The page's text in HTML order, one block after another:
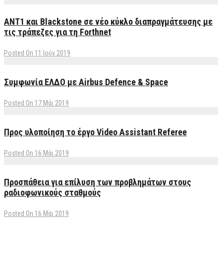
ΑΝΤ1 και Blackstone σε νέο κύκλο διαπραγμάτευσης με
τις τράπεζες για τη Forthnet
Posted On 11 Ιούν 2019
Συμφωνία ΕΛΔΟ με Airbus Defence & Space
Posted On 17 Μάι 2019
Προς υλοποίηση το έργο Video Assistant Referee
Posted On 16 Μάι 2019
Προσπάθεια για επίλυση των προβλημάτων στους
ραδιοφωνικούς σταθμούς
Posted On 16 Μάι 2019